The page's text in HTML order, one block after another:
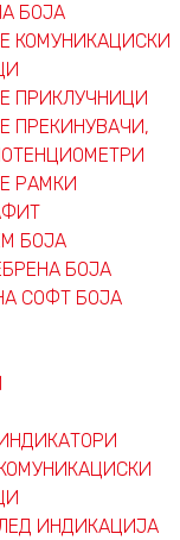
БОЈА
КОМУНИКАЦИСКИ
ПРИКЛУЧНИЦИ
ПРЕКИНУВАЧИ,
РАМКИ
БОЈА
БОЈА
СОФТ БОЈА
ИНДИКАТОРИ
КОМУНИКАЦИСКИ
ЛЕД ИНДИКАЦИЈА